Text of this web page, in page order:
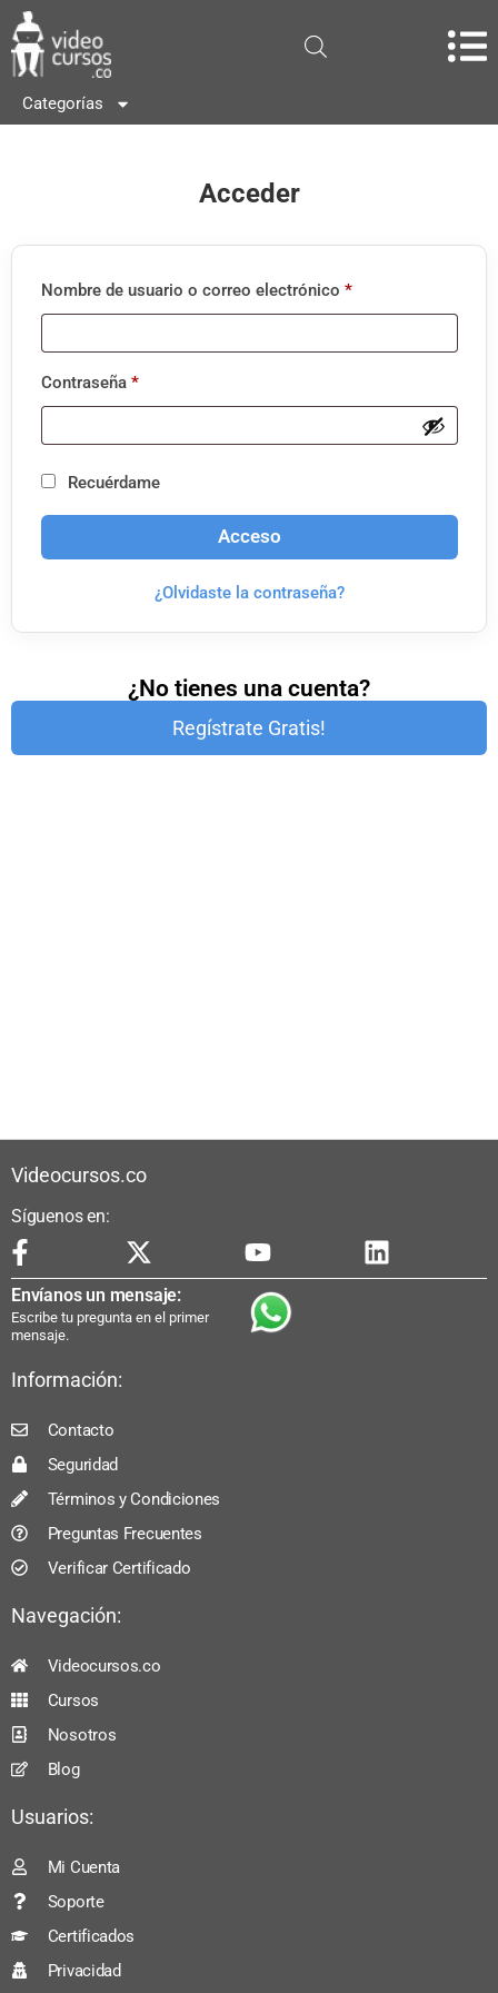
Categorías
Acceder
Nombre de usuario o correo electrónico *
Contraseña *
Recuérdame
Acceso
¿Olvidaste la contraseña?
¿No tienes una cuenta?
Regístrate Gratis!
Videocursos.co
Síguenos en:
Envíanos un mensaje:
Escribe tu pregunta en el primer
mensaje.
Información:
Contacto
Seguridad
Términos y Condiciones
Preguntas Frecuentes
Verificar Certificado
Navegación:
Videocursos.co
Cursos
Nosotros
Blog
Usuarios:
Mi Cuenta
Soporte
Certificados
Privacidad